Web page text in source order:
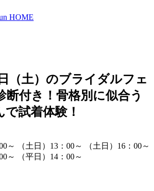
HOME
（土）のブライダルフェ
断付き！骨格別に似合う
で試着体験！
～
（土日）13：00～
（土日）16：00～
～
（平日）14：00～